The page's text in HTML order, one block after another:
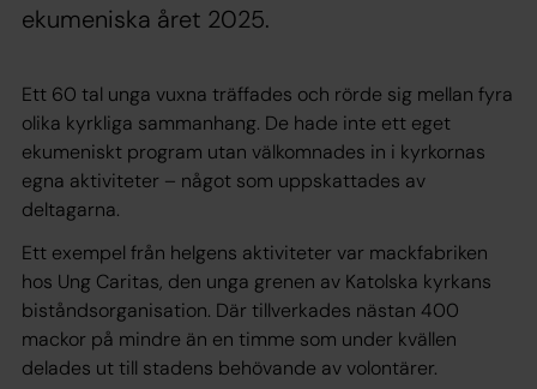
ekumeniska året 2025.
Ett 60 tal unga vuxna träffades och rörde sig mellan fyra
olika kyrkliga sammanhang. De hade inte ett eget
ekumeniskt program utan välkomnades in i kyrkornas
egna aktiviteter – något som uppskattades av
deltagarna.
Ett exempel från helgens aktiviteter var mackfabriken
hos Ung Caritas, den unga grenen av Katolska kyrkans
biståndsorganisation. Där tillverkades nästan 400
mackor på mindre än en timme som under kvällen
delades ut till stadens behövande av volontärer.